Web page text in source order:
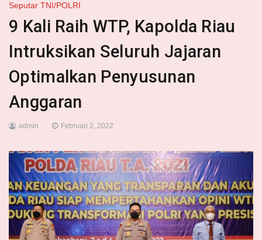
Seputar TNI/POLRI
9 Kali Raih WTP, Kapolda Riau
Intruksikan Seluruh Jajaran
Optimalkan Penyusunan
Anggaran
admin Februari 2, 2022